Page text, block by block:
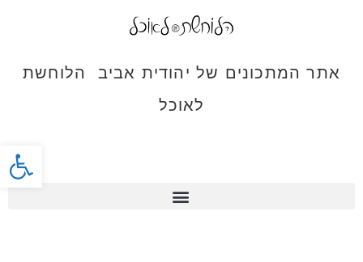
פתח
אתר המתכונים של יהודית אביב הלוחשת
לאוכל